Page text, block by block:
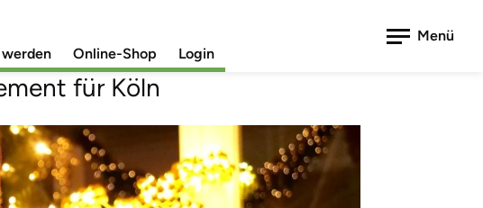
Online-Shop Login
Menü
2024
für Köln